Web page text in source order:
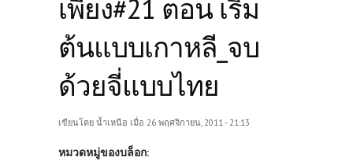
เพียง#21 ตอน เริ่ม
ต้นแบบเกาหลี_จบ
ด้วยจี่แบบไทย
เขียนโดย น้ำเหนือ เมื่อ 26 พฤศจิกายน, 2011 - 21:13
หมวดหมู่ของบล็อก: